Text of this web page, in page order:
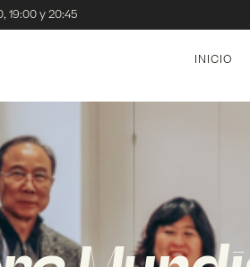
19:00 y 20:45
INICIO